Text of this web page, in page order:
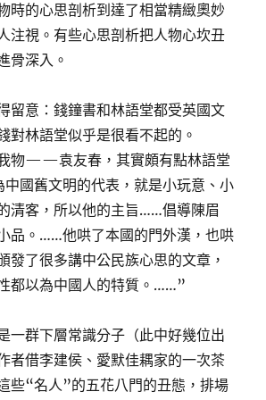
時的心思剖析到達了相當精緻奧妙
注視。有些心思剖析把人物心坎丑
骨深入。
留意：錢鐘書和林語堂都受英國文
對林語堂似乎是很看不起的。
我物——袁友春，其實頗有點林語堂
國舊文明的代表，就是小玩意、小
清客，所以他的主旨……倡導陳眉
品。……他哄了本國的門外漢，也哄
發了很多講中公民族心思的文章，
都以為中國人的特質。……”
一群下層常識分子（此中好幾位出
者借李建侯、愛默佳耦家的一次茶
些“名人”的五花八門的丑態，排場